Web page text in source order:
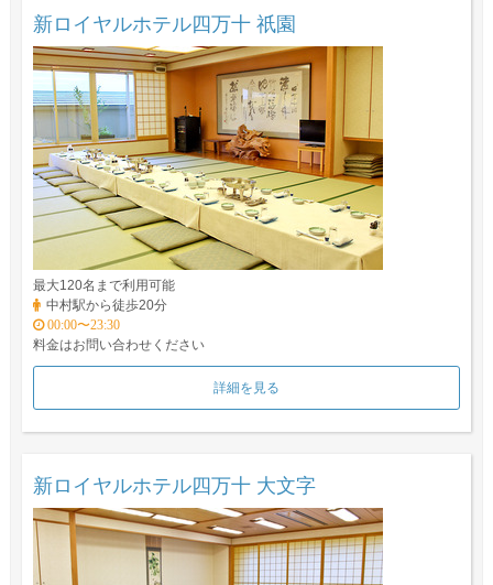
新ロイヤルホテル四万十 祇園
最大120名まで利用可能
中村駅から徒歩20分
00:00〜23:30
料金はお問い合わせください
詳細を見る
新ロイヤルホテル四万十 大文字